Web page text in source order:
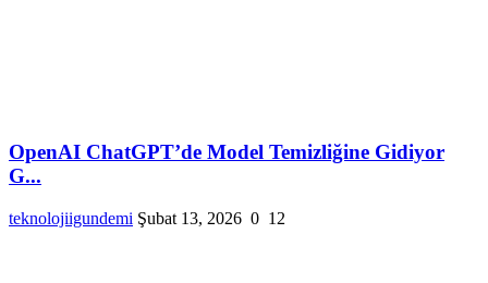
OpenAI ChatGPT’de Model Temizliğine Gidiyor
G...
teknolojiigundemi Şubat 13, 2026 0 12